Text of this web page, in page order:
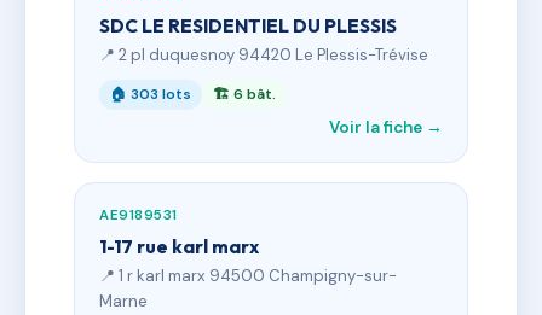
SDC LE RESIDENTIEL DU PLESSIS
📍 2 pl duquesnoy 94420 Le Plessis-Trévise
🏠 303 lots 🏗 6 bât.
Voir la fiche →
AE9189531
1-17 rue karl marx
📍 1 r karl marx 94500 Champigny-sur-
Marne